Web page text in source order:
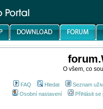
O všem, co
FAQ Hledat Seznam
Osobní nastavení
Přihlásit